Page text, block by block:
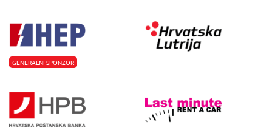
GENERALNI SPONZOR